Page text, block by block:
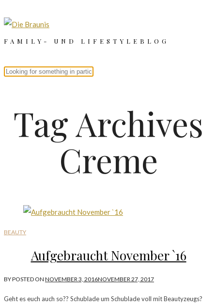
FAMILY- UND LIFESTYLEBLOG
Tag Archives
Creme
BEAUTY
Aufgebraucht November `16
BYPOSTED ON NOVEMBER 3, 2016NOVEMBER 27, 2017
Geht es euch auch so?? Schublade um Schublade voll mit Beautyzeugs?